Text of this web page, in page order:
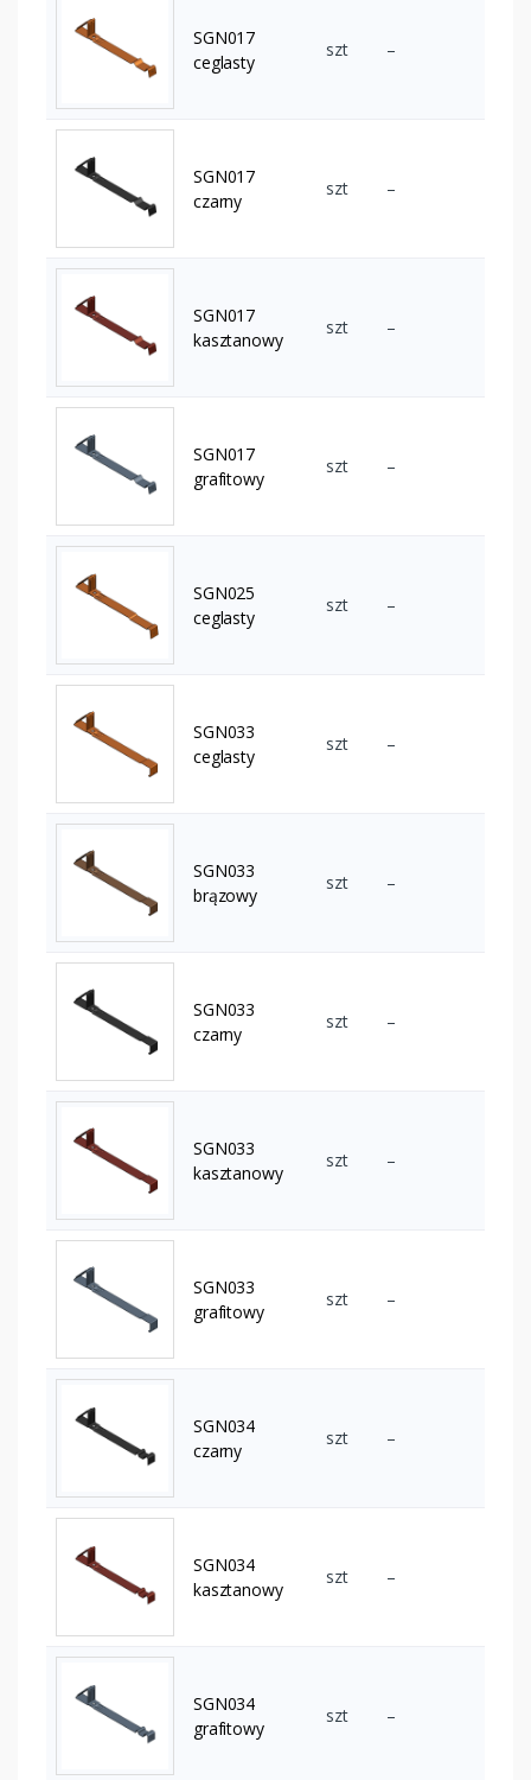
SGN017
ceglasty
szt –
SGN017
czarny
szt –
SGN017
kasztanowy
szt –
SGN017
grafitowy
szt –
SGN025
ceglasty
szt –
SGN033
ceglasty
szt –
SGN033
brązowy
szt –
SGN033
czarny
szt –
SGN033
kasztanowy
szt –
SGN033
grafitowy
szt –
SGN034
czarny
szt –
SGN034
kasztanowy
szt –
SGN034
grafitowy
szt –